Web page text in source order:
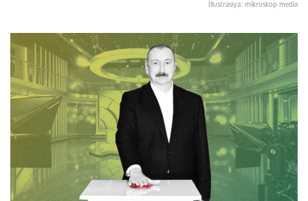
İllustrasiya: mikroskop media